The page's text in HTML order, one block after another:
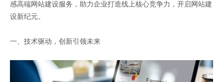
感高端网站建设服务，助力企业打造线上核心竞争力，开启网站建
设新纪元。
一、技术驱动，创新引领未来